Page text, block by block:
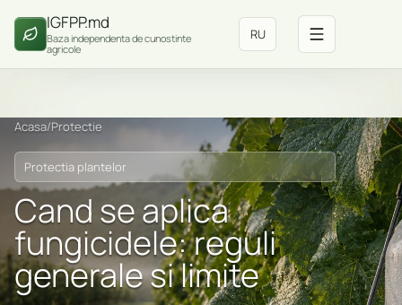
IGFPP.md
Baza independenta de cunostinte
agricole
RU
Acasa/Protectie
Protectia plantelor
Cand se aplica
fungicidele: reguli
generale si limite